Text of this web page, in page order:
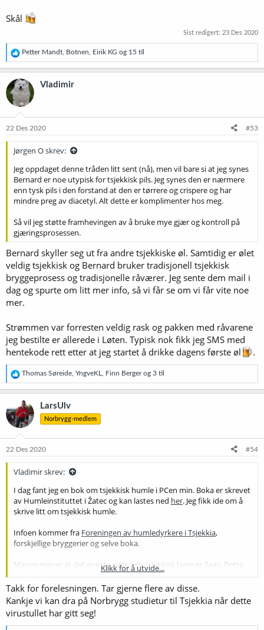
Skål
Sist redigert: 23 Des 2020
R
e
a
k
s
o
e
Petter Mandt Botnen Eirik KG og 15 til
Vladimir
22 Des 2020 #53
Jørgen O skrev:
Jeg oppdaget denne tråden litt sent (nå), men vil bare si at jeg synes
Bernard er noe utypisk for tsjekkisk pils. Jeg synes den er nærmere
enn tysk pils i den forstand at den er tørrere og crispere og har
mindre preg av diacetyl. Alt dette er komplimenter hos meg.
Så vil jeg støtte framhevingen av å bruke mye gjær og kontroll på
gjæringsprosessen.
Bernard skyller seg ut fra andre tsjekkiske øl. Samtidig er ølet
veldig tsjekkisk og Bernard bruker tradisjonell tsjekkisk
bryggeprosess og tradisjonelle råværer. Jeg sente dem mail i
dag og spurte om litt mer info, så vi får se om vi får vite noe
mer.
Strømmen var forresten veldig rask og pakken med råvarene
jeg bestilte er allerede i Løten. Typisk nok fikk jeg SMS med
hentekode rett etter at jeg startet å drikke dagens første øl
.
R
e
a
k
s
j
o
e
Thomas Søreide YngveKL Finn Bergerog 3 til
LarsUlv
Norbrygg-medlem
22 Des 2020 #54
Vladimir skrev:
I dag fant jeg en bok om tsjekkisk humle i PCen min. Boka er skrevet
av Humleinstituttet i Žatec og kan lastes ned her. Jeg fikk ide om å
skrive litt om tsjekkisk humle.
Infoen kommer fra Foreningen av humledyrkere i Tsjekkia,
forskjellige bryggerier og selve boka.
Mange mener at det eneste rette i en tsjekkisk lager er Saaz. Dette
er feil, selv om Saaz er veldig populær og fullstendig uerstattelig.
Tsjekkiske bryggerier bruker nemlig flere andre humlevarianter enn
Saaz.
Noen bryggerier skriver at de bruker kun Žatecký chmel (Žatec-
humle). Det er viktig å vite at dette betyr
Klikk for å utvide...
Takk for forelesningen. Tar gjerne flere av disse.
Kankje vi kan dra på Norbrygg studietur til Tsjekkia når dette
virustullet har gitt seg!